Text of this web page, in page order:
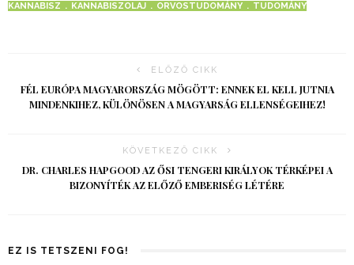
KANNABISZ
KANNABISZOLAJ ORVOSTUDOMÁNY TUDOMÁNY
ELŐZŐ CIKK
FÉL EURÓPA MAGYARORSZÁG MÖGÖTT: ENNEK EL KELL JUTNIA
MINDENKIHEZ, KÜLÖNÖSEN A MAGYARSÁG ELLENSÉGEIHEZ!
KÖVETKEZŐ CIKK
DR. CHARLES HAPGOOD AZ ŐSI TENGERI KIRÁLYOK TÉRKÉPEI A
BIZONYÍTÉK AZ ELŐZŐ EMBERISÉG LÉTÉRE
EZ IS TETSZENI FOG!